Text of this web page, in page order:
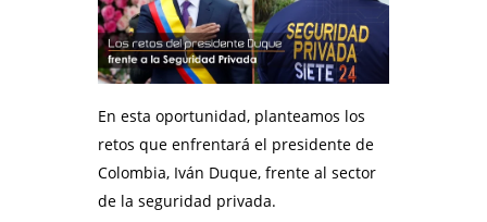
En esta oportunidad, planteamos los
retos que enfrentará el presidente de
Colombia, Iván Duque, frente al sector
de la seguridad privada.